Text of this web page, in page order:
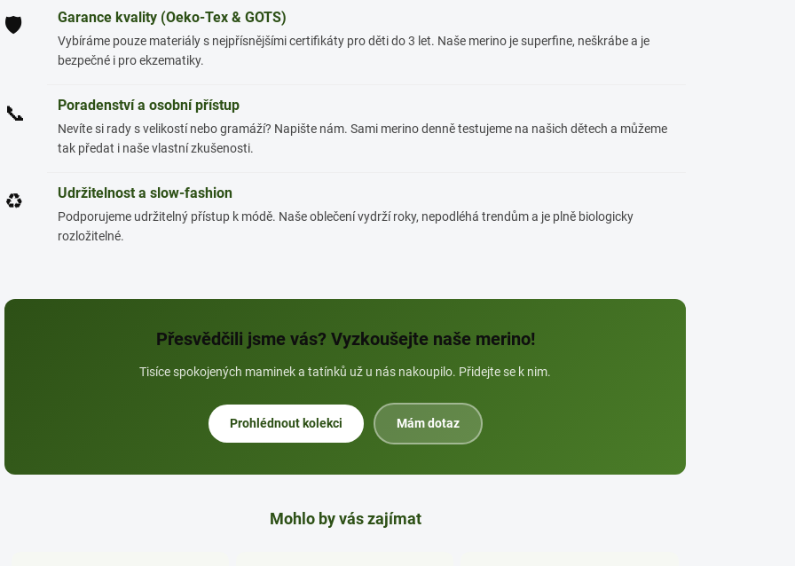
🛡️ Garance kvality (Oeko-Tex & GOTS)
Vybíráme pouze materiály s nejpřísnějšími certifikáty pro děti do 3 let. Naše merino je superfine, neškrábe a je
bezpečné i pro ekzematiky.
📞 Poradenství a osobní přístup
Nevíte si rady s velikostí nebo gramáží? Napište nám. Sami merino denně testujeme na našich dětech a můžeme
tak předat i naše vlastní zkušenosti.
♻️ Udržitelnost a slow-fashion
Podporujeme udržitelný přístup k módě. Naše oblečení vydrží roky, nepodléhá trendům a je plně biologicky
rozložitelné.
Přesvědčili jsme vás? Vyzkoušejte naše merino!
Tisíce spokojených maminek a tatínků už u nás nakoupilo. Přidejte se k nim.
Prohlédnout kolekci Mám dotaz
Mohlo by vás zajímat